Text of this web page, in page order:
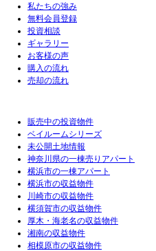
私たちの強み
無料会員登録
投資相談
ギャラリー
お客様の声
購入の流れ
売却の流れ
販売中の投資物件
ベイルームシリーズ
未公開土地情報
神奈川県の一棟売りアパート
横浜市の一棟アパート
横浜市の収益物件
川崎市の収益物件
横須賀市の収益物件
厚木・海老名の収益物件
湘南の収益物件
相模原市の収益物件